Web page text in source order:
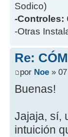
Sodico)
-Controles:
-Otras
Re:
por Noe »
Buenas!
Jajaja, sí,
intuición